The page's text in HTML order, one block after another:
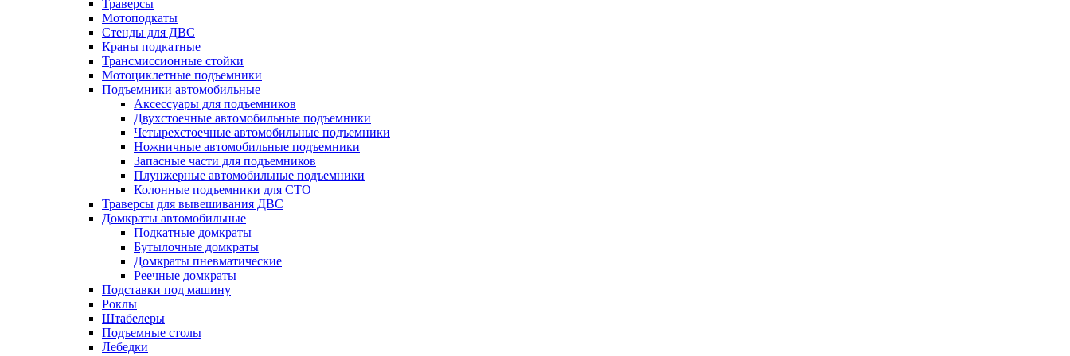
Траверсы
Мотоподкаты
Стенды для ДВС
Краны подкатные
Трансмиссионные стойки
Мотоциклетные подъемники
Подъемники автомобильные
Аксессуары для подъемников
Двухстоечные автомобильные подъемники
Четырехстоечные автомобильные подъемники
Ножничные автомобильные подъемники
Запасные части для подъемников
Плунжерные автомобильные подъемники
Колонные подъемники для СТО
Траверсы для вывешивания ДВС
Домкраты автомобильные
Подкатные домкраты
Бутылочные домкраты
Домкраты пневматические
Реечные домкраты
Подставки под машину
Роклы
Штабелеры
Подъемные столы
Лебедки